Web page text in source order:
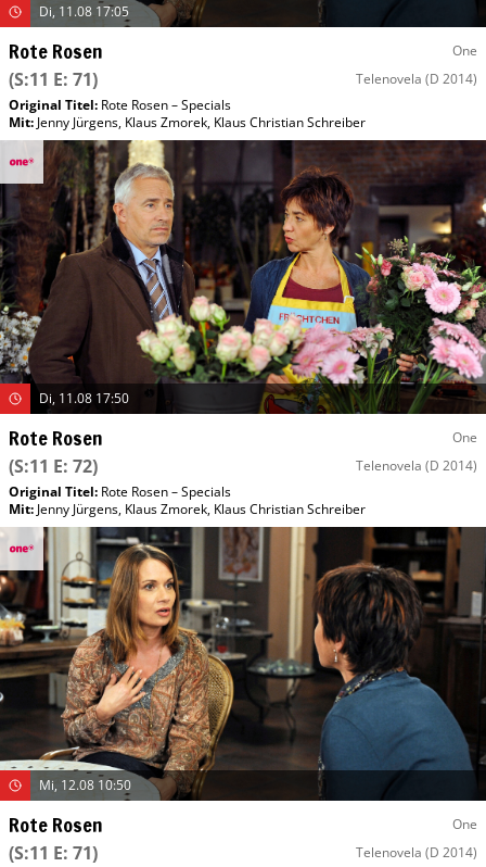
Di, 11.08 17:05
Rote Rosen One
(S:11 E: 71) Telenovela (D 2014)
Original Titel: Rote Rosen – Specials
Mit: Jenny Jürgens, Klaus Zmorek, Klaus Christian Schreiber
Di, 11.08 17:50
Rote Rosen One
(S:11 E: 72) Telenovela (D 2014)
Original Titel: Rote Rosen – Specials
Mit: Jenny Jürgens, Klaus Zmorek, Klaus Christian Schreiber
Mi, 12.08 10:50
Rote Rosen One
(S:11 E: 71) Telenovela (D 2014)